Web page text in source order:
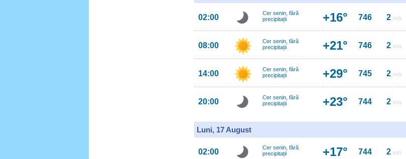
02:00
Cer senin, fără
precipitații
+16° 746 2 m/s
08:00
Cer senin, fără
precipitații
+21° 746 2 m/s
14:00
Cer senin, fără
precipitații
+29° 745 2 m/s
20:00
Cer senin, fără
precipitații
+23° 744 2 m/s
Luni, 17 August
02:00
Cer senin, fără
precipitații
+17° 744 2 m/s